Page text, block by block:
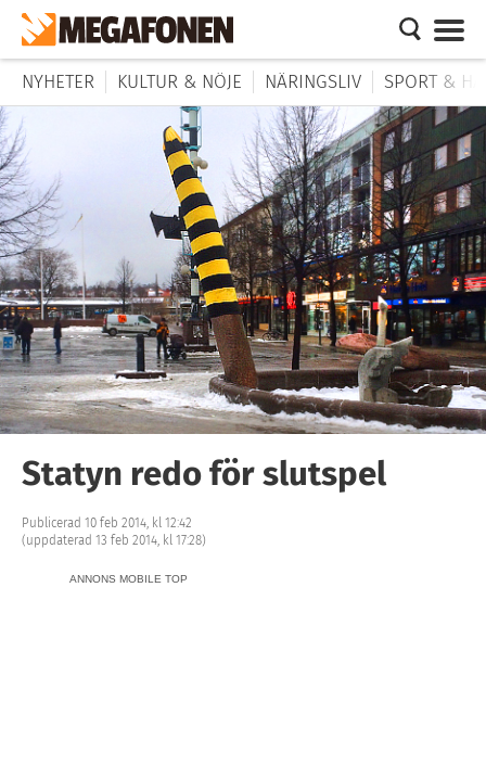
NYHETER KULTUR & NÖJE NÄRINGSLIV SPORT &
Statyn redo för slutspel
Publicerad 10 feb 2014, kl 12:42
(uppdaterad 13 feb 2014, kl 17:28)
ANNONS MOBILE TOP